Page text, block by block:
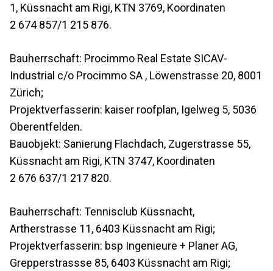
1, Küssnacht am Rigi, KTN 3769, Koordinaten
2 674 857/1 215 876.
Bauherrschaft: Procimmo Real Estate SICAV-
Industrial c/o Procimmo SA , Löwenstrasse 20, 8001
Zürich;
Projektverfasserin: kaiser roofplan, Igelweg 5, 5036
Oberentfelden.
Bauobjekt: Sanierung Flachdach, Zugerstrasse 55,
Küssnacht am Rigi, KTN 3747, Koordinaten
2 676 637/1 217 820.
Bauherrschaft: Tennisclub Küssnacht,
Artherstrasse 11, 6403 Küssnacht am Rigi;
Projektverfasserin: bsp Ingenieure + Planer AG,
Grepperstrassse 85, 6403 Küssnacht am Rigi;